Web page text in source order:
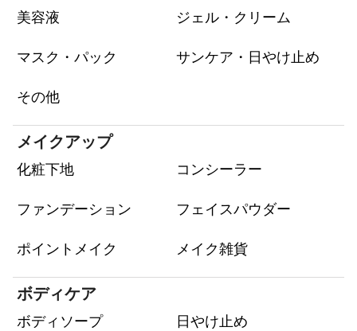
美容液 ジェル・クリーム
マスク・パック サンケア・日やけ止め
その他
メイクアップ
化粧下地 コンシーラー
ファンデーション フェイスパウダー
ポイントメイク メイク雑貨
ボディケア
ボディソープ 日やけ止め